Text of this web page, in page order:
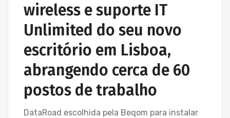
wireless e suporte IT
Unlimited do seu novo
escritório em Lisboa,
abrangendo cerca de 60
postos de trabalho
DataRoad escolhida pela Beqom para instalar